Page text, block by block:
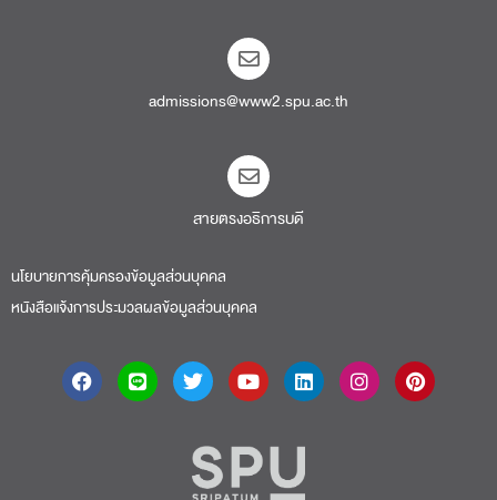
admissions@www2.spu.ac.th
สายตรงอธิการบดี​
นโยบายการคุ้มครองข้อมูลส่วนบุคคล
หนังสือแจ้งการประมวลผลข้อมูลส่วนบุคคล